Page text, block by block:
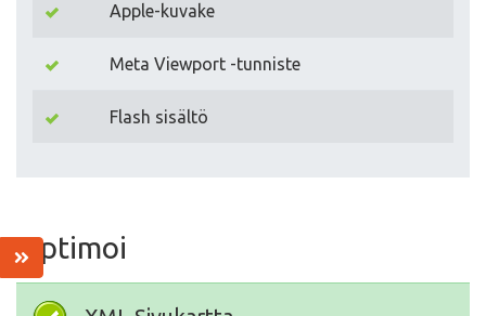
Apple-kuvake
Meta Viewport -tunniste
Flash sisältö
Optimoi